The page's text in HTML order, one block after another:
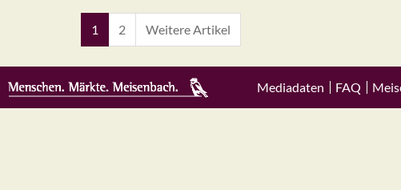
1 2 Weitere Artikel
Mediadaten FAQ